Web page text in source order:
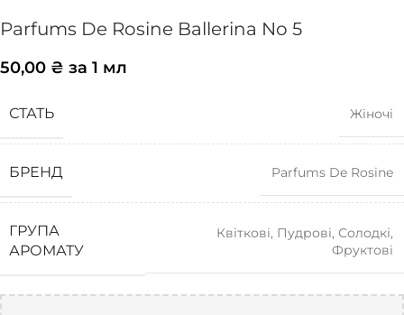
Parfums De Rosine Ballerina No 5
50,00 ₴ за 1 мл
СТАТЬ Жіночі
БРЕНД Parfums De Rosine
ГРУПА
АРОМАТУ
Квіткові, Пудрові, Солодкі,
Фруктові